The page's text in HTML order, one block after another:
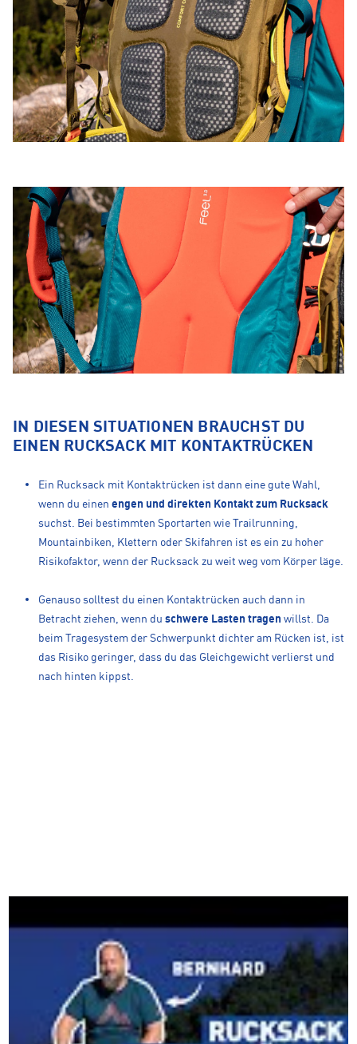
IN DIESEN SITUATIONEN BRAUCHST DU
EINEN RUCKSACK MIT KONTAKTRÜCKEN
Ein Rucksack mit Kontaktrücken ist dann eine gute Wahl,
wenn du einen engen und direkten Kontakt zum Rucksack
suchst. Bei bestimmten Sportarten wie Trailrunning,
Mountainbiken, Klettern oder Skifahren ist es ein zu hoher
Risikofaktor, wenn der Rucksack zu weit weg vom Körper läge.
Genauso solltest du einen Kontaktrücken auch dann in
Betracht ziehen, wenn du schwere Lasten tragen willst. Da
beim Tragesystem der Schwerpunkt dichter am Rücken ist, ist
das Risiko geringer, dass du das Gleichgewicht verlierst und
nach hinten kippst.